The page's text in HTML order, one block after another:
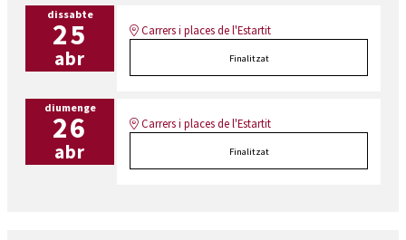
dissabte
25
abr
Carrers i places de l'Estartit
Finalitzat
diumenge
26
abr
Carrers i places de l'Estartit
Finalitzat